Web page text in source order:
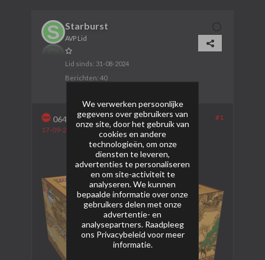
Starburst
AVP Lid
Lid sinds: 31-08-2024
Berichten: 40
#1
06470 - Song Dynasty - COMPOUND
17-09-2024, 15:09
We verwerken persoonlijke
gegevens over gebruikers van
onze site, door het gebruik van
cookies en andere
technologieën, om onze
diensten te leveren,
advertenties te personaliseren
en om site-activiteit te
analyseren. We kunnen
bepaalde informatie over onze
gebruikers delen met onze
advertentie- en
analysepartners. Raadpleeg
ons Privacybeleid voor meer
informatie.